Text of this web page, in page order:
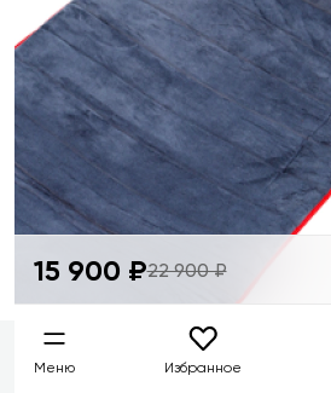
15 900 ₽22 900 ₽
Меню Избранное